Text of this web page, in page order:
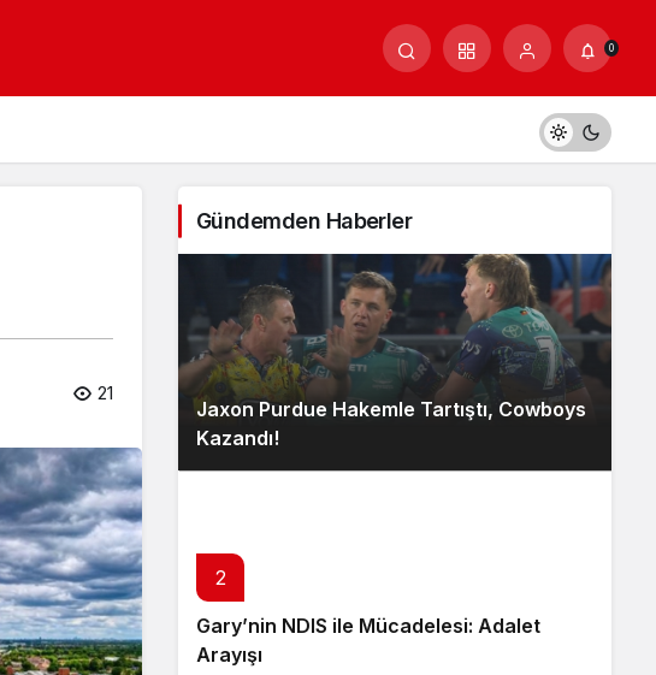
0
21
Gündemden Haberler
Jaxon Purdue Hakemle Tartıştı, Cowboys
Kazandı!
2
Gary’nin NDIS ile Mücadelesi: Adalet
Arayışı